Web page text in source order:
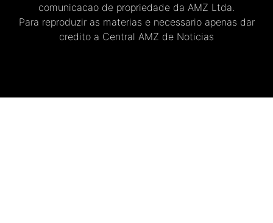
comunicacao de propriedade da AMZ Ltda.
Para reproduzir as materias e necessario apenas dar
credito a Central AMZ de Noticias